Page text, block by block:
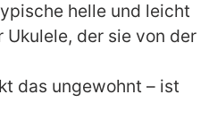
helle und leicht
Ukulele, der sie von der
das ungewohnt – ist